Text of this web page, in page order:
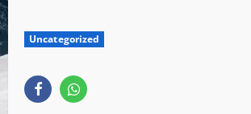
Uncategorized